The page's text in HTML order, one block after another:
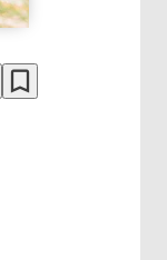
bookmark_border